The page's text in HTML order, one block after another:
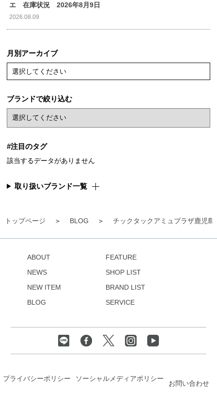
トップページ BLOG チックタックアミュプラザ鹿児島
エ 在庫状況 2026年8月9日
2026.08.09
月別アーカイブ
選択してください
ブランドで絞り込む
#注目のタグ
該当するデータがありません
取り扱いブランド一覧
ABOUT
NEWS
NEW ITEM
BLOG
FEATURE
SHOP LIST
BRAND LIST
SERVICE
プライバシーポリシー ソーシャルメディアポリシー
お問い合わせ